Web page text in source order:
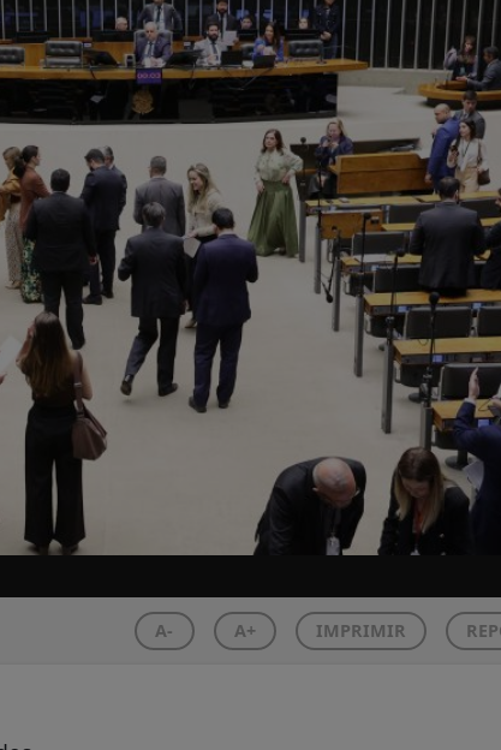
A- A+ IMPRIMIR